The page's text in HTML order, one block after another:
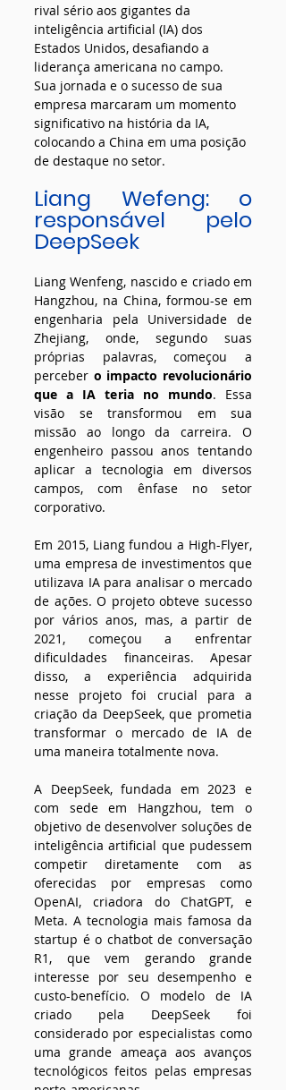
rival sério aos gigantes da
inteligência artificial (IA) dos
Estados Unidos, desafiando a
liderança americana no campo.
Sua jornada e o sucesso de sua
empresa marcaram um momento
significativo na história da IA,
colocando a China em uma posição
de destaque no setor.
Liang Wefeng: o
responsável pelo
DeepSeek
Liang Wenfeng, nascido e criado em
Hangzhou, na China, formou-se em
engenharia pela Universidade de
Zhejiang, onde, segundo suas
próprias palavras, começou a
perceber o impacto revolucionário
que a IA teria no mundo. Essa
visão se transformou em sua
missão ao longo da carreira. O
engenheiro passou anos tentando
aplicar a tecnologia em diversos
campos, com ênfase no setor
corporativo.
Em 2015, Liang fundou a High-Flyer,
uma empresa de investimentos que
utilizava IA para analisar o mercado
de ações. O projeto obteve sucesso
por vários anos, mas, a partir de
2021, começou a enfrentar
dificuldades financeiras. Apesar
disso, a experiência adquirida
nesse projeto foi crucial para a
criação da DeepSeek, que prometia
transformar o mercado de IA de
uma maneira totalmente nova.
A DeepSeek, fundada em 2023 e
com sede em Hangzhou, tem o
objetivo de desenvolver soluções de
inteligência artificial que pudessem
competir diretamente com as
oferecidas por empresas como
OpenAI, criadora do ChatGPT, e
Meta. A tecnologia mais famosa da
startup é o chatbot de conversação
R1, que vem gerando grande
interesse por seu desempenho e
custo-benefício. O modelo de IA
criado pela DeepSeek foi
considerado por especialistas como
uma grande ameaça aos avanços
tecnológicos feitos pelas empresas